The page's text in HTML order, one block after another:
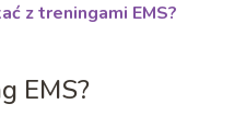
z treningami EMS?
EMS?